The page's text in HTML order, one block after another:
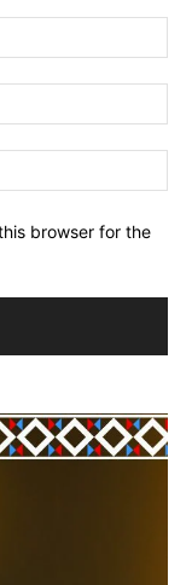
browser for the